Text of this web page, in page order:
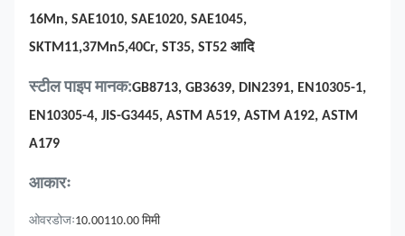
16Mn, SAE1010, SAE1020, SAE1045,
SKTM11,37Mn5,40Cr, ST35, ST52 आदि
स्टील पाइप मानक:GB8713, GB3639, DIN2391, EN10305-1,
EN10305-4, JIS-G3445, ASTM A519, ASTM A192, ASTM
A179
आकारः
ओवरडोजः10.00110.00 मिमी